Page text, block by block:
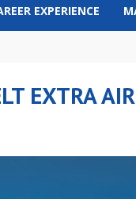
EXPERIENCE
EXTRA